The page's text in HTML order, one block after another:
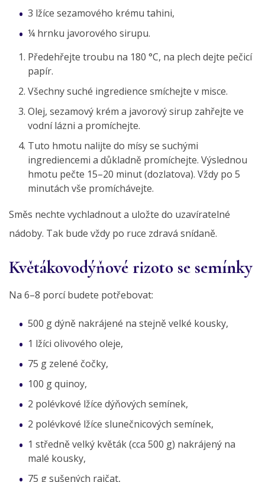
3 lžíce sezamového krému tahini,
¼ hrnku javorového sirupu.
Předehřejte troubu na 180 °C, na plech dejte pečicí
papír.
Všechny suché ingredience smíchejte v misce.
Olej, sezamový krém a javorový sirup zahřejte ve
vodní lázni a promíchejte.
Tuto hmotu nalijte do mísy se suchými
ingrediencemi a důkladně promíchejte. Výslednou
hmotu pečte 15–20 minut (dozlatova). Vždy po 5
minutách vše promíchávejte.
Směs nechte vychladnout a uložte do uzavíratelné
nádoby. Tak bude vždy po ruce zdravá snídaně.
Květákovodýňové rizoto se semínky
Na 6–8 porcí budete potřebovat:
500 g dýně nakrájené na stejně velké kousky,
1 lžíci olivového oleje,
75 g zelené čočky,
100 g quinoy,
2 polévkové lžíce dýňových semínek,
2 polévkové lžíce slunečnicových semínek,
1 středně velký květák (cca 500 g) nakrájený na
malé kousky,
75 g sušených rajčat,